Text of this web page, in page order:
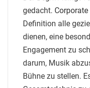
gedacht.
Definition alle
dienen, eine
Engagement zu
darum, Musik
Bühne zu stellen.